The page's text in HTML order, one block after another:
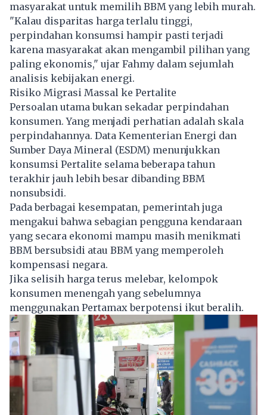
masyarakat untuk memilih BBM yang lebih murah.
"Kalau disparitas harga terlalu tinggi,
perpindahan konsumsi hampir pasti terjadi
karena masyarakat akan mengambil pilihan yang
paling ekonomis," ujar Fahmy dalam sejumlah
analisis kebijakan energi.
Risiko Migrasi Massal ke Pertalite
Persoalan utama bukan sekadar perpindahan
konsumen. Yang menjadi perhatian adalah skala
perpindahannya. Data Kementerian Energi dan
Sumber Daya Mineral (ESDM) menunjukkan
konsumsi Pertalite selama beberapa tahun
terakhir jauh lebih besar dibanding BBM
nonsubsidi.
Pada berbagai kesempatan, pemerintah juga
mengakui bahwa sebagian pengguna kendaraan
yang secara ekonomi mampu masih menikmati
BBM bersubsidi atau BBM yang memperoleh
kompensasi negara.
Jika selisih harga terus melebar, kelompok
konsumen menengah yang sebelumnya
menggunakan Pertamax berpotensi ikut beralih.